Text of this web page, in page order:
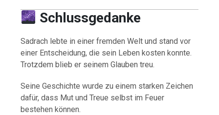
Schlussgedanke
Sadrach lebte in einer fremden Welt und stand vor
einer Entscheidung, die sein Leben kosten konnte.
Trotzdem blieb er seinem Glauben treu.
Seine Geschichte wurde zu einem starken Zeichen
dafür, dass Mut und Treue selbst im Feuer
bestehen können.